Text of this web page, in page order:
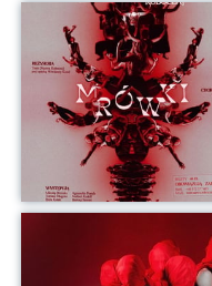
Kliknij, aby powiększyć